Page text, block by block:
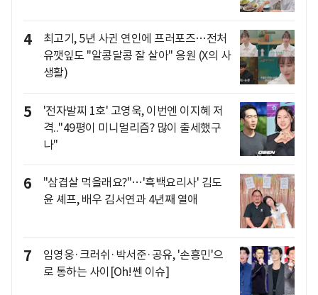
4
최고기, 5년 사귄 연인에 프러포즈…전처
유깻잎도 "알콩달콩 잘 살아" 응원 (X의 사
생활)
5
'전자발찌 1호' 고영욱, 이번엔 이지혜 저
격.."49평이 미니멀리즘? 많이 출세했구
나"
6
"삼겹살 먹을래요?"…'흑백요리사' 김도
윤 셰프, 배우 김서연과 4년째 열애
7
임영웅·크러쉬·박서준·공유, '손흥민'으
로 통하는 사이[Oh!쎈 이슈]